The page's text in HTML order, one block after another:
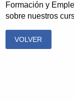
Formación y
sobre nuestros
VOLVER